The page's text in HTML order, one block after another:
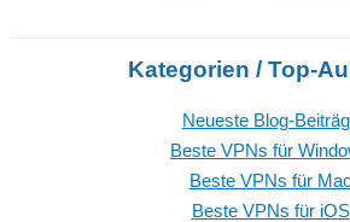
Kategorien / Top-
Neueste Blog-
Beste VPNs für
Beste VPNs für Mac
Beste VPNs für iOS